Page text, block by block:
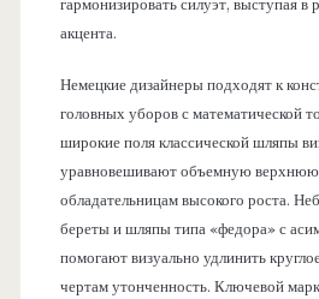
гармонизировать силуэт, выступая в
акцента.
Немецкие дизайнеры подходят к
головных уборов с математической
широкие поля классической шляпы
уравновешивают объемную
обладательницам высокого роста.
береты и шляпы типа «федора» с
помогают визуально удлинить
чертам утонченность. Ключевой